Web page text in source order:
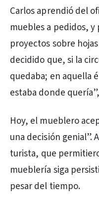
Carlos aprendió del
muebles a pedidos, y
proyectos sobre
decidido que, si la
quedaba; en aquella
estaba donde
Hoy, el mueblero
una decisión genial”.
turista, que
mueblería siga
pesar del tiempo.